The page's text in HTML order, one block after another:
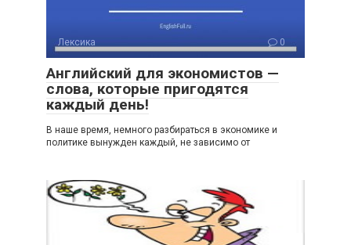
Лексика 0
Английский для экономистов —
слова, которые пригодятся
каждый день!
В наше время, немного разбираться в экономике и
политике вынужден каждый, не зависимо от